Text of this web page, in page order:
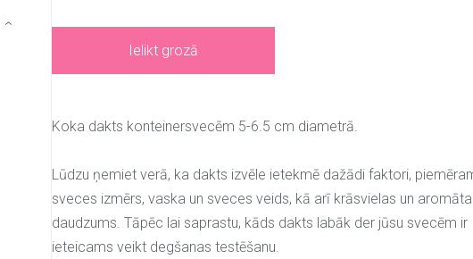
›
Ielikt grozā
Koka dakts konteinersvecēm 5-6.5 cm diametrā.
Lūdzu ņemiet verā, ka dakts izvēle ietekmē dažādi faktori,
sveces izmērs, vaska un sveces veids, kā arī krāsvielas un aromāta
daudzums. Tāpēc lai saprastu, kāds dakts labāk der jūsu svecēm ir
ieteicams veikt degšanas testēšanu.